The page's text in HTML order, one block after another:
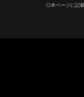
◎本ページに記